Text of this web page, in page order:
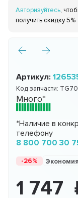
Авторизуйтесь,
получить скидку 5%
Артикул:
Код запчасти:
Много*
*Наличие в
телефону
8 800 700 30
-26%
1 747